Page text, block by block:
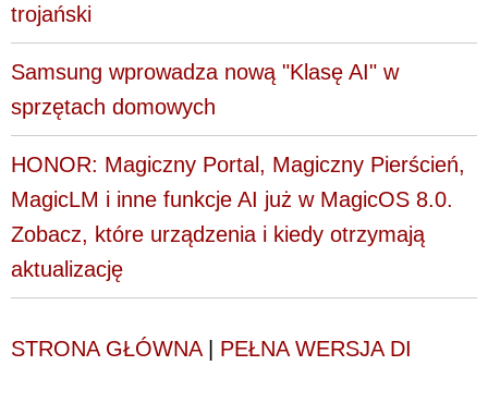
trojański
Samsung wprowadza nową "Klasę AI" w
sprzętach domowych
HONOR: Magiczny Portal, Magiczny Pierścień,
MagicLM i inne funkcje AI już w MagicOS 8.0.
Zobacz, które urządzenia i kiedy otrzymają
aktualizację
STRONA GŁÓWNA| PEŁNA WERSJA DI